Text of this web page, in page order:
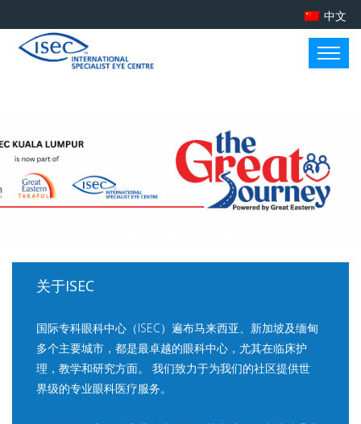
中文
关于ISEC
国际专科眼科中心（ISEC）遍布马来西亚、新加坡及缅甸
多个主要城市，都是最卓越的眼科中心，尤其在临床护
理，教学和研究方面。 我们致力于为我们的社区提供世
界级的专业眼科医疗服务。